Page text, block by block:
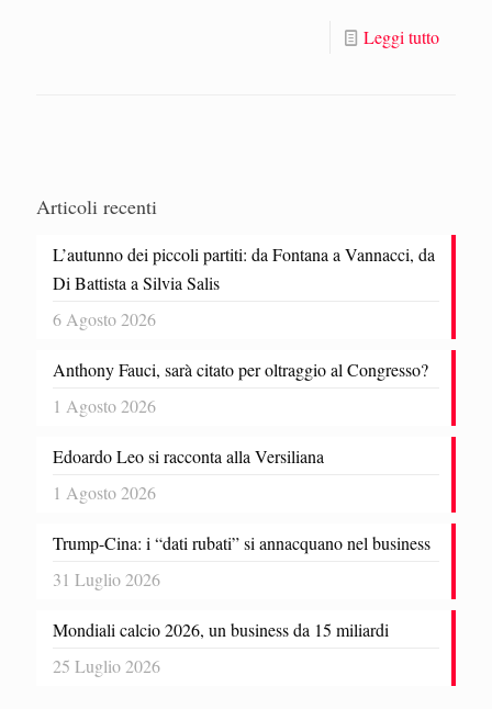
Leggi tutto
Articoli recenti
L’autunno dei piccoli partiti: da Fontana a Vannacci, da
Di Battista a Silvia Salis
6 Agosto 2026
Anthony Fauci, sarà citato per oltraggio al Congresso?
1 Agosto 2026
Edoardo Leo si racconta alla Versiliana
1 Agosto 2026
Trump-Cina: i “dati rubati” si annacquano nel business
31 Luglio 2026
Mondiali calcio 2026, un business da 15 miliardi
25 Luglio 2026